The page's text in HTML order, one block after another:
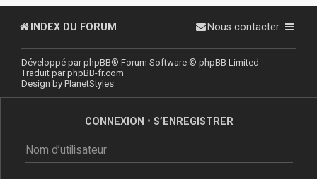
INDEX DU FORUM Nous contacter
Développé parphpBB® Forum Software © phpBB Limited
Traduit parphpBB-fr.com
Design by PlanetStyles
CONNEXION • S’ENREGISTRER